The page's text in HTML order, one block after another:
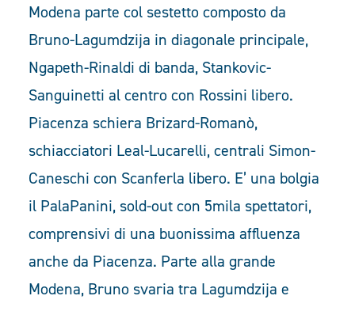
Modena parte col sestetto composto da
Bruno-Lagumdzija in diagonale principale,
Ngapeth-Rinaldi di banda, Stankovic-
Sanguinetti al centro con Rossini libero.
Piacenza schiera Brizard-Romanò,
schiacciatori Leal-Lucarelli, centrali Simon-
Caneschi con Scanferla libero. E’ una bolgia
il PalaPanini, sold-out con 5mila spettatori,
comprensivi di una buonissima affluenza
anche da Piacenza. Parte alla grande
Modena, Bruno svaria tra Lagumdzija e